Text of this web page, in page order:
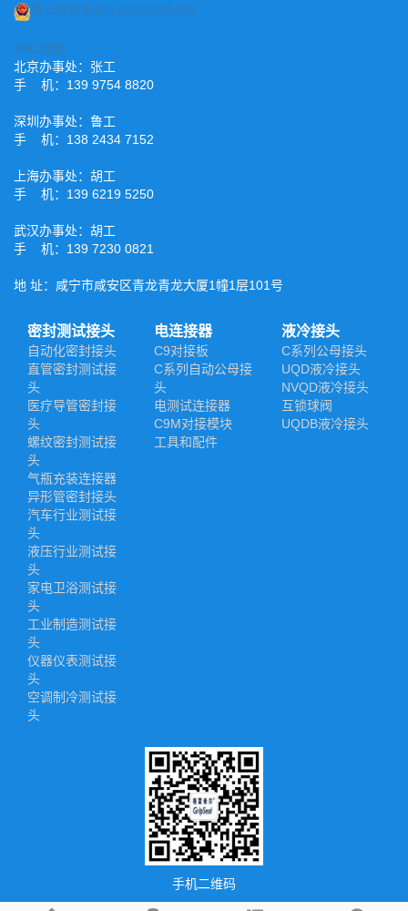
鄂公网安备42120202000485
XML地图
北京办事处：张工
手 机：139 9754 8820
深圳办事处：鲁工
手 机：138 2434 7152
上海办事处：胡工
手 机：139 6219 5250
武汉办事处：胡工
手 机：139 7230 0821
地 址：咸宁市咸安区青龙青龙大厦1幢1层101号
密封测试接头
自动化密封接头
直管密封测试接
头
医疗导管密封接
头
螺纹密封测试接
头
气瓶充装连接器
异形管密封接头
汽车行业测试接
头
液压行业测试接
头
家电卫浴测试接
头
工业制造测试接
头
仪器仪表测试接
头
空调制冷测试接
头
电连接器
C9对接板
C系列自动公母接
头
电测试连接器
C9M对接模块
工具和配件
液冷接头
C系列公母接头
UQD液冷接头
NVQD液冷接头
互锁球阀
UQDB液冷接头
手机二维码